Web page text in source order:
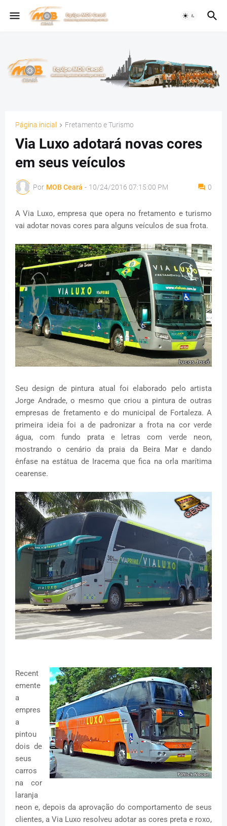
Página inicial Fretamento e Turismo
Via Luxo adotará novas cores
em seus veículos
Por MOB Ceará - 10/24/2016 07:15:00 PM 0
A Via Luxo, empresa que opera no fretamento e turismo
vai adotar novas cores para alguns veículos de sua frota.
Seu design de pintura atual foi elaborado pelo artista
Jorge Andrade, o mesmo que criou a pintura de outras
empresas de fretamento e do municipal de Fortaleza. A
primeira ideia foi a de padronizar a frota na cor verde
água, com fundo prata e letras com verde neon,
mostrando o cenário da praia da Beira Mar e dando
ênfase na estátua de Iracema que fica na orla marítima
cearense.
Recent
emente
a
empres
a
pintou
dois de
seus
carros
na cor
laranja
neon e, depois da aprovação do comportamento de seus
clientes, a Via Luxo resolveu adotar as cores preta e roxo,